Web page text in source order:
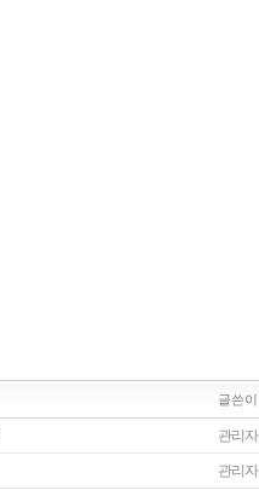
글쓴이
관리자
관리자